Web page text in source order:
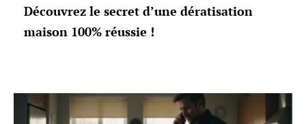
Découvrez le secret d’une dératisation
maison 100% réussie !